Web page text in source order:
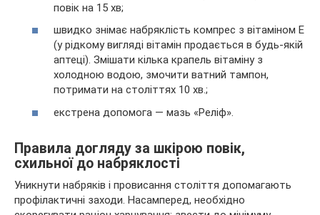
повік на 15 хв;
швидко знімає набряклість компрес з вітаміном Е
(у рідкому вигляді вітамін продається в будь-якій
аптеці). Змішати кілька крапель вітаміну з
холодною водою, змочити ватний тампон,
потримати на століттях 10 хв.;
екстрена допомога — мазь «Реліф».
Правила догляду за шкірою повік,
схильної до набряклості
Уникнути набряків і провисання століття допомагають
профілактичні заходи. Насамперед, необхідно